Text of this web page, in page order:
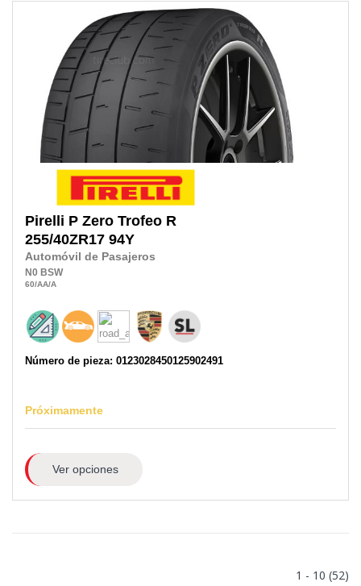
Pirelli P Zero Trofeo R
255/40ZR17 94Y
Automóvil de Pasajeros
N0 BSW
60/AA/A
Número de pieza: 0123028450125902491
Próximamente
Ver opciones
1 - 10 (52)